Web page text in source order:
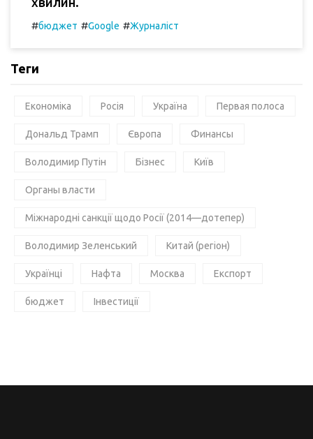
#бюджет #Google #Журналіст
Теги
Економіка Росія Україна Первая полоса
Дональд Трамп Європа Финансы
Володимир Путін Бізнес Київ
Органы власти
Міжнародні санкції щодо Росії (2014—дотепер)
Володимир Зеленський Китай (регіон)
Українці Нафта Москва Експорт
бюджет Інвестиції